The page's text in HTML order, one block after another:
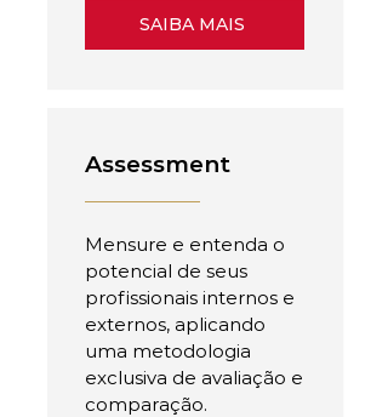
SAIBA MAIS
Assessment
Mensure e entenda o
potencial de seus
profissionais internos e
externos, aplicando
uma metodologia
exclusiva de avaliação e
comparação.